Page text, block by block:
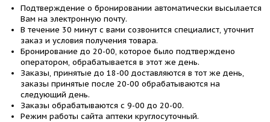
Подтверждение о бронировании автоматически высылается
Вам на электронную почту.
В течение 30 минут с вами созвонится специалист, уточнит
заказ и условия получения товара.
Бронирование до 20-00, которое было подтверждено
оператором, обрабатывается в этот же день.
Заказы, принятые до 18-00 доставляются в тот же день,
заказы принятые после 20-00 обрабатываются на
следующий день.
Заказы обрабатываются с 9-00 до 20-00.
Режим работы сайта аптеки круглосуточный.